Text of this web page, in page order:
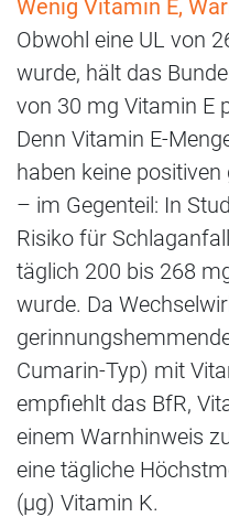
Wenig Vitamin E,
Obwohl eine UL von
wurde, hält das
von 30 mg Vitamin E
Denn Vitamin E-
haben keine
– im Gegenteil: In
Risiko für
täglich 200 bis 268
wurde. Da
Cumarin-Typ) mit
empfiehlt das BfR,
einem Warnhinweis
eine tägliche
(μg) Vitamin K.